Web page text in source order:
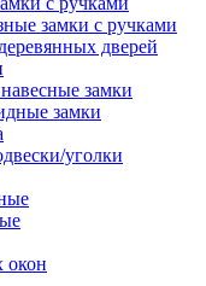
замки с ручками
дверей
замки
замки
уголки
окон